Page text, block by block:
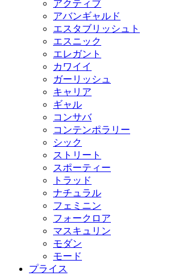
アクティブ
アバンギャルド
エスタブリッシュト
エスニック
エレガント
カワイイ
ガーリッシュ
キャリア
ギャル
コンサバ
コンテンポラリー
シック
ストリート
スポーティー
トラッド
ナチュラル
フェミニン
フォークロア
マスキュリン
モダン
モード
プライス